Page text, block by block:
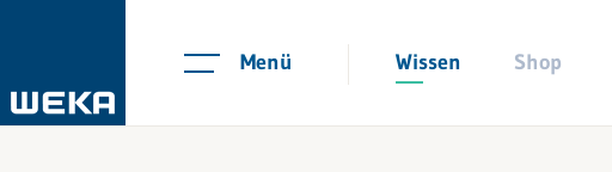
Menü Wissen Shop